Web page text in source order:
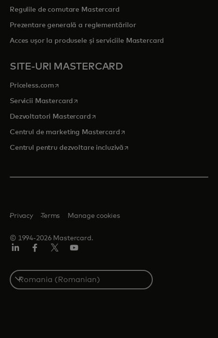
Regulile de comutare Mastercard
Prezentare generală a reglementărilor
Acces ușor la produsele și serviciile Mastercard
SITE-URI MASTERCARD
Priceless.com opens in a new tab
Servicii Mastercard opens in a new tab
Dezvoltatori Mastercardopens in a new tab
Centrul de marketing Mastercardopens in a new tab
Centrul pentru dezvoltare incluzivă opens in a new tab
© 1994-2026 Mastercard.
Privacy Terms Manage cookies
Select
a
country